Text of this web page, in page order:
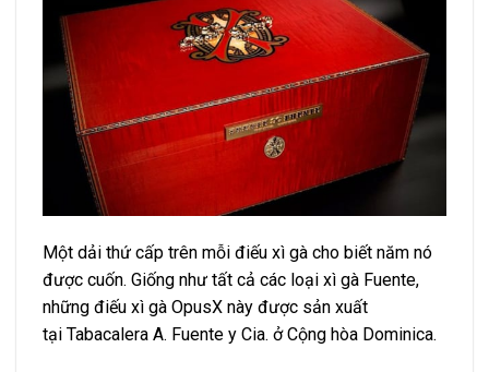
Một dải thứ cấp trên mỗi điếu xì gà cho biết năm nó
được cuốn. Giống như tất cả các loại xì gà Fuente,
những điếu xì gà OpusX này được sản xuất
tại Tabacalera A. Fuente y Cia. ở Cộng hòa Dominica.